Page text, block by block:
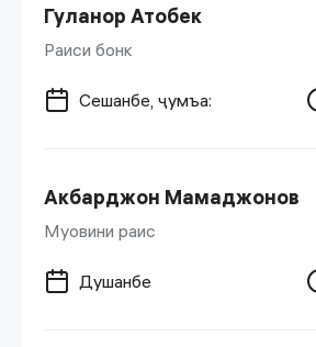
Гуланор Атобек
Раиси бонк
Сешанбе, ҷумъа:
Акбарджон Мамаджонов
Муовини раис
Душанбе